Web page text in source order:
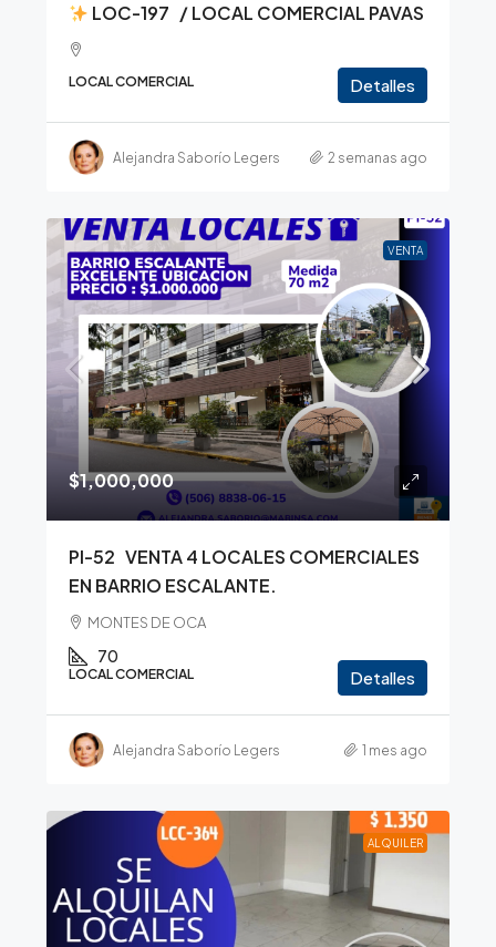
LOC-197 / LOCAL COMERCIAL PAVAS
LOCAL COMERCIAL Detalles
Alejandra Saborío Legers 2 semanas ago
VENTA
$1,000,000
PI-52 VENTA 4 LOCALES COMERCIALES
EN BARRIO ESCALANTE.
MONTES DE OCA
70
LOCAL COMERCIAL Detalles
Alejandra Saborío Legers 1 mes ago
ALQUILER